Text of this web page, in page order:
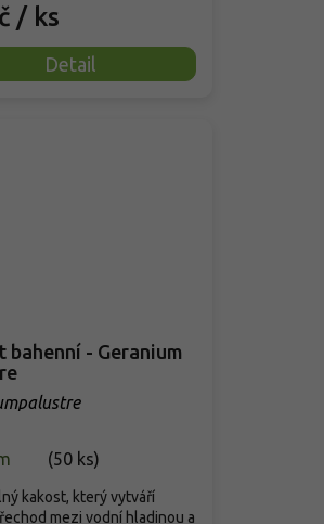
/ ks
Detail
bahenní - Geranium
(50 ks)
kakost, který vytváří
mezi vodní hladinou a